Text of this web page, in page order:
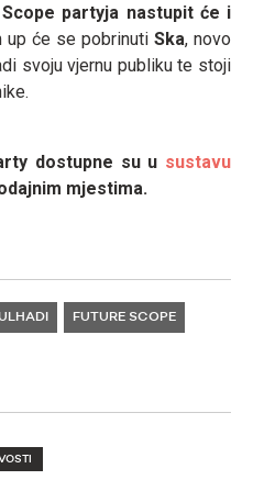
partyja nastupit će i
up će se pobrinuti Ska, novo
svoju vjernu publiku te stoji
dostupne su u sustavu
mjestima.
FUTURE SCOPE